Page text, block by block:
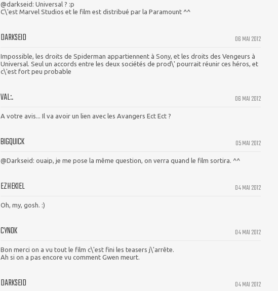
@darkseid: Universal ? :p
C\'est Marvel Studios et le film est distribué par la Paramount ^^
06 MAI 2012
DARKSEID
Impossible, les droits de Spiderman appartiennent à Sony, et les droits des Vengeurs à
Universal. Seul un accords entre les deux sociétés de prod\' pourrait réunir ces héros, et
c\'est fort peu probable
06 MAI 2012
VAL:.
A votre avis... Il va avoir un lien avec les Avangers Ect Ect ?
05 MAI 2012
BIGQUICK
@Darkseid: ouaip, je me pose la même question, on verra quand le film sortira. ^^
04 MAI 2012
EZHEKIEL
Oh, my, gosh. :)
04 MAI 2012
CYNOK
Bon merci on a vu tout le film c\'est fini les teasers j\'arrête.
Ah si on a pas encore vu comment Gwen meurt.
04 MAI 2012
DARKSEID